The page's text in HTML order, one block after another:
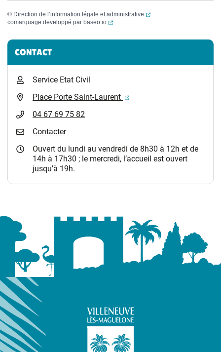
© Direction de l’information légale et administrative
(ouverture dans un
comarquage developpé par baseo.io (ouverture dans un nouvel onglet)
Informations complémentaires
CONTACT
Service Etat Civil
Place Porte Saint-Laurent
(ouverture dans un
04 67 69 75 82
Contacter
Ouvert du lundi au vendredi de 8h30 à 12h et de
14h à 17h30 ; le mercredi, l’accueil est ouvert
jusqu’à 19h.